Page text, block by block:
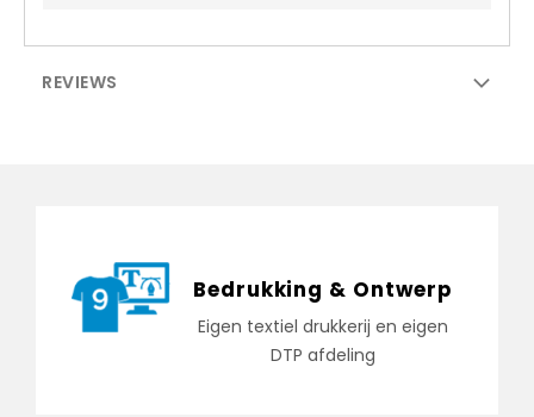
REVIEWS
Bedrukking & Ontwerp
Eigen textiel drukkerij en eigen
DTP afdeling